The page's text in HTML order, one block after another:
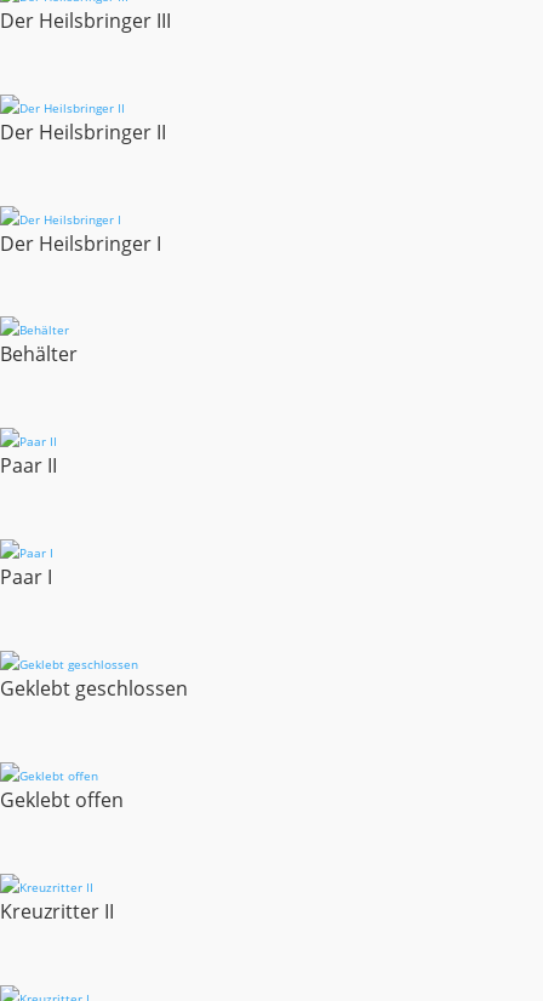
Der Heilsbringer III
Der Heilsbringer II
Der Heilsbringer I
Behälter
Paar II
Paar I
Geklebt geschlossen
Geklebt offen
Kreuzritter II